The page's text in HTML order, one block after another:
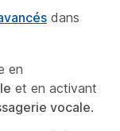
dans
en
et en activant
vocale.